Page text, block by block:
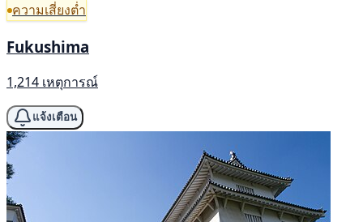
ความเสี่ยงต่ำ
Fukushima
1,214 เหตุการณ์
แจ้งเตือน